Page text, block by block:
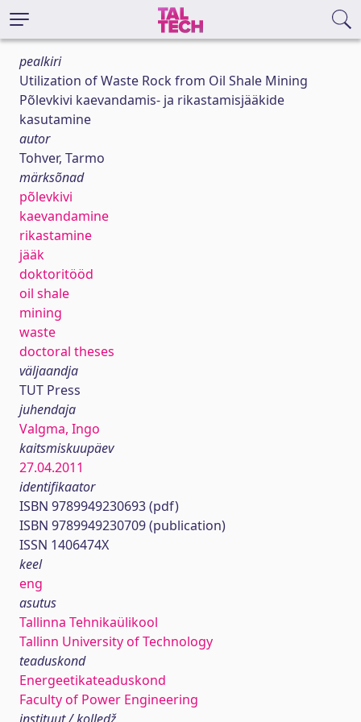
pealkiri
Utilization of Waste Rock from Oil Shale Mining
Põlevkivi kaevandamis- ja rikastamisjääkide
kasutamine
autor
Tohver, Tarmo
märksõnad
põlevkivi
kaevandamine
rikastamine
jääk
doktoritööd
oil shale
mining
waste
doctoral theses
väljaandja
TUT Press
juhendaja
Valgma, Ingo
kaitsmiskuupäev
27.04.2011
identifikaator
ISBN 9789949230693 (pdf)
ISBN 9789949230709 (publication)
ISSN 1406474X
keel
eng
asutus
Tallinna Tehnikaülikool
Tallinn University of Technology
teaduskond
Energeetikateaduskond
Faculty of Power Engineering